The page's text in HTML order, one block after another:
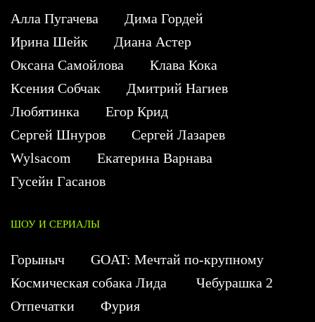
Алла Пугачева
Дима Гордей
Ирина Шейк
Диана Астер
Оксана Самойлова
Клава Кока
Ксения Собчак
Дмитрий Нагиев
Любятинка
Егор Крид
Сергей Шнуров
Сергей Лазарев
Wylsacom
Екатерина Варнава
Гусейн Гасанов
ШОУ И СЕРИАЛЫ
Горыныч
GOAT: Мечтай по-крупному
Космическая собака Лида
Чебурашка 2
Отпечатки
Фурия